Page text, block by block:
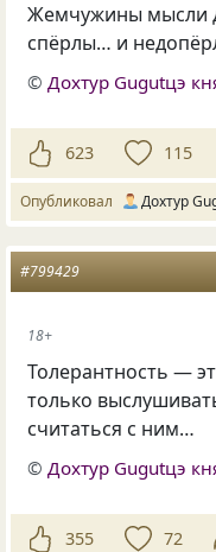
Жемчужины мысли
спёрлы… и
©Дохтур Gugutцэ
623 115
Опубликовал Дохтур
#799429
18+
Толерантность —
только
считаться с ним…
© Дохтур Gugutцэ
355 72